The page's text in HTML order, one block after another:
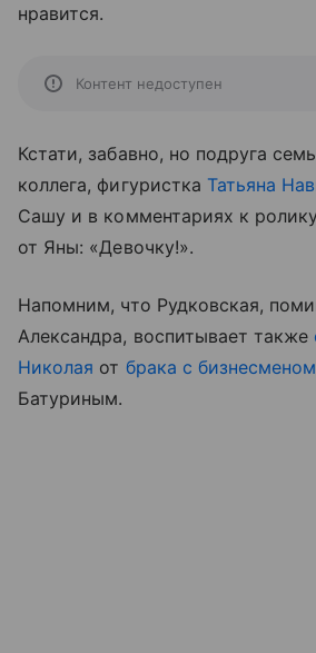
нравится.
Контент недоступен
Кстати, забавно, но подруга
коллега, фигуристка Татьяна
Сашу и в комментариях к
от Яны: «Девочку!».
Напомним, что Рудковская,
Александра, воспитывает также
Николая от брака с бизнесменом
Батуриным.